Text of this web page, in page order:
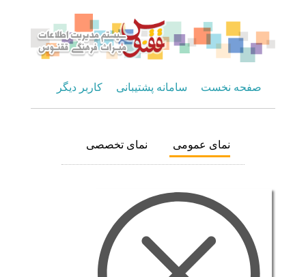
صفحه نخست سامانه پشتیبانی کاربر دیگر
نمای عمومی نمای تخصصی